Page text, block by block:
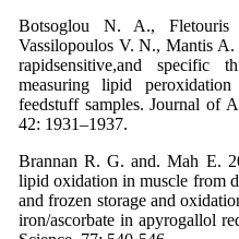
Botsoglou N. A.,
Vassilopoulos V. N., Mantis
rapidsensitive,and specific
measuring lipid
feedstuff samples. Journal of
42: 1931–1937.
Brannan R. G. and. Mah E.
lipid oxidation in muscle from
and frozen storage and
iron/ascorbate in apyrogallol